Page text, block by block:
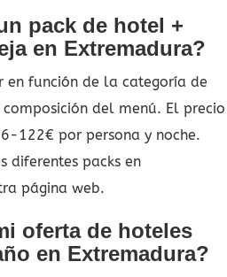
pack de hotel +
en Extremadura?
en función de la categoría de
del menú. El precio
122€ por persona y noche.
diferentes packs en
página web.
oferta de hoteles
en Extremadura?